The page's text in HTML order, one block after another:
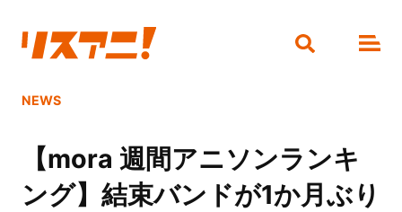
NEWS
【mora 週間アニソンランキ
ング】結束バンドが1か月ぶり